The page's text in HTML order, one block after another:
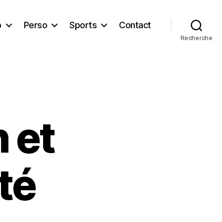
Perso Sports Contact
Recherche
et